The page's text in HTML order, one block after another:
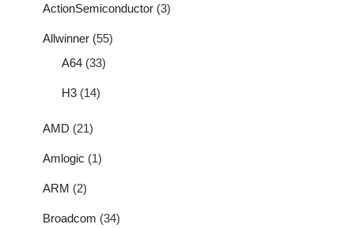
ActionSemiconductor (3)
Allwinner (55)
A64 (33)
H3 (14)
AMD (21)
Amlogic (1)
ARM (2)
Broadcom (34)